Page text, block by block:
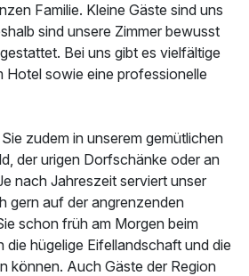
p.P. ab929,00 €
Familie. Kleine Gäste sind uns
sind unsere Zimmer bewusst
Bei uns gibt es vielfältige
Hotel sowie eine professionelle
zudem in unserem gemütlichen
der urigen Dorfschänke oder an
nach Jahreszeit serviert unser
gern auf der angrenzenden
schon früh am Morgen beim
die hügelige Eifellandschaft und die
können. Auch Gäste der Region